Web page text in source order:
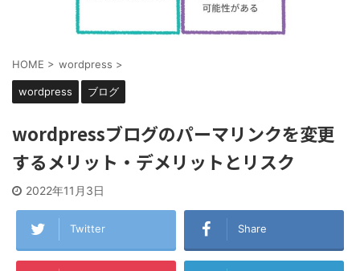
HOME > wordpress >
wordpress ブログ
wordpressブログのパーマリンクを変更
するメリット・デメリットとリスク
2022年11月3日
Twitter Share